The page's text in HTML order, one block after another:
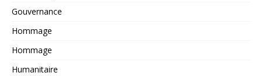
Gouvernance
Hommage
Hommage
Humanitaire